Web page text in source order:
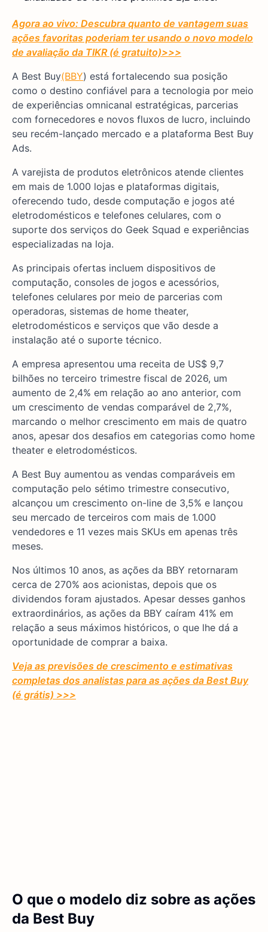
Agora ao vivo: Descubra quanto de vantagem suas
ações favoritas poderiam ter usando o novo modelo
de avaliação da TIKR (é gratuito)>>>
A Best Buy(BBY) está fortalecendo sua posição
como o destino confiável para a tecnologia por meio
de experiências omnicanal estratégicas, parcerias
com fornecedores e novos fluxos de lucro, incluindo
seu recém-lançado mercado e a plataforma Best Buy
Ads.
A varejista de produtos eletrônicos atende clientes
em mais de 1.000 lojas e plataformas digitais,
oferecendo tudo, desde computação e jogos até
eletrodomésticos e telefones celulares, com o
suporte dos serviços do Geek Squad e experiências
especializadas na loja.
As principais ofertas incluem dispositivos de
computação, consoles de jogos e acessórios,
telefones celulares por meio de parcerias com
operadoras, sistemas de home theater,
eletrodomésticos e serviços que vão desde a
instalação até o suporte técnico.
A empresa apresentou uma receita de US$ 9,7
bilhões no terceiro trimestre fiscal de 2026, um
aumento de 2,4% em relação ao ano anterior, com
um crescimento de vendas comparável de 2,7%,
marcando o melhor crescimento em mais de quatro
anos, apesar dos desafios em categorias como home
theater e eletrodomésticos.
A Best Buy aumentou as vendas comparáveis em
computação pelo sétimo trimestre consecutivo,
alcançou um crescimento on-line de 3,5% e lançou
seu mercado de terceiros com mais de 1.000
vendedores e 11 vezes mais SKUs em apenas três
meses.
Nos últimos 10 anos, as ações da BBY retornaram
cerca de 270% aos acionistas, depois que os
dividendos foram ajustados. Apesar desses ganhos
extraordinários, as ações da BBY caíram 41% em
relação a seus máximos históricos, o que lhe dá a
oportunidade de comprar a baixa.
Veja as previsões de crescimento e estimativas
completas dos analistas para as ações da Best Buy
(é grátis) >>>
O que o modelo diz sobre as ações
da Best Buy